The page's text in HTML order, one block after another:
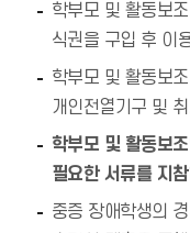
학부모 및 활동보
식권을 구입 후 이
학부모 및 활동보
개인전열기구 및
학부모 및 활동보
필요한 서류를 지
중증 장애학생의